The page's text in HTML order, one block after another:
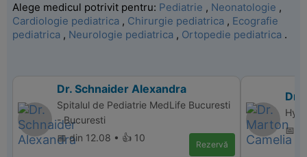
Alege medicul potrivit pentru: Pediatrie , Neonatologie ,
Cardiologie pediatrica , Chirurgie pediatrica , Ecografie
pediatrica , Neurologie pediatrica , Ortopedie pediatrica .
Dr. Schnaider Alexandra
Spitalul de Pediatrie MedLife Bucuresti
- Bucuresti
📅 din 12.08 • 👍 10
Rezervă
Dr.
📅